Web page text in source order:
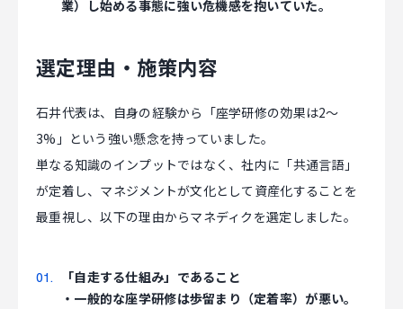
業）し始める事態に強い危機感を抱いていた。
選定理由・施策内容
石井代表は、自身の経験から「座学研修の効果は2〜
3%」という強い懸念を持っていました。
単なる知識のインプットではなく、社内に「共通言語」
が定着し、マネジメントが文化として資産化することを
最重視し、以下の理由からマネディクを選定しました。
「自走する仕組み」であること
・一般的な座学研修は歩留まり（定着率）が悪い。